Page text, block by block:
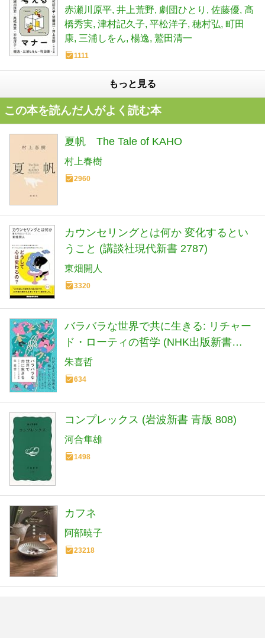
赤瀬川原平 井上荒野 劇団ひとり 佐藤優 髙
橋秀実 津村記久子 平松洋子 穂村弘 町田
康 三浦しをん 楊逸 鷲田清一
1111
もっと見る
この本を読んだ人がよく読む本
夏帆 The Tale of KAHO
村上春樹
2960
カウンセリングとは何か 変化するとい
うこと (講談社現代新書 2787)
東畑開人
3320
バラバラな世界で共に生きる: リチャー
ド・ローティの哲学 (NHK出版新書
760)
朱喜哲
634
コンプレックス (岩波新書 青版 808)
河合隼雄
1498
カフネ
阿部暁子
23218